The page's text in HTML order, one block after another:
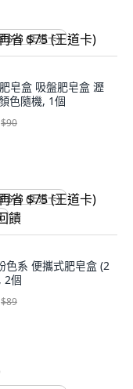
$75 (王道卡)
皂盒 吸盤肥皂盒 瀝
色隨機, 1個
$90
$75 (王道卡)
色系 便攜式肥皂盒 (2
2個
$89